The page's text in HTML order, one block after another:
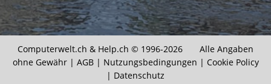
Computerwelt.ch & Help.ch © 1996-2026 Alle Angaben
ohne Gewähr | AGB| Nutzungsbedingungen | Cookie Policy
| Datenschutz